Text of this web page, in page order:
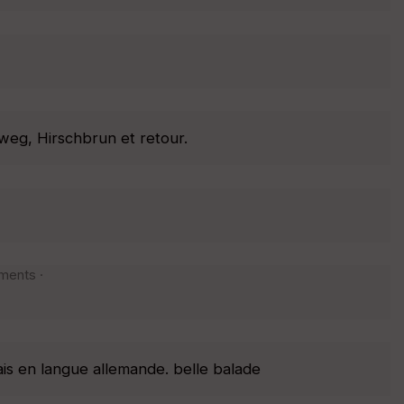
Hirschbrun et retour.
·
en langue allemande. belle balade